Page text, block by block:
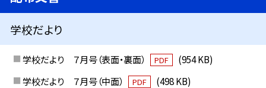
学校だより
学校だより ７月号（表面・裏面） PDF
(954 KB)
学校だより ７月号（中面）
PDF
(498 KB)